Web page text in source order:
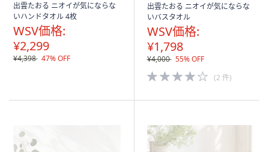
無
料
出雲たおる ニオイが気にならな
いハンドタオル 4枚
WSV価格:
¥2,299
¥4,398 47% OFF
無
料
出雲たおる ニオイが気にならな
いバスタオル
WSV価格:
¥1,798
¥4,000 55% OFF
4.0
of
(2 件)